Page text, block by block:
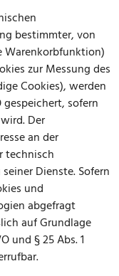
bestimmter, von
Warenkorbfunktion)
zur Messung des
Cookies), werden
gespeichert, sofern
Der
an der
technisch
Dienste. Sofern
und
abgefragt
auf Grundlage
und § 25 Abs. 1